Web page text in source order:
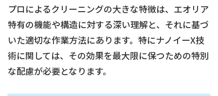
プロによるクリーニングの大きな特徴は、エオリア
特有の機能や構造に対する深い理解と、それに基づ
いた適切な作業方法にあります。特にナノイーX技
術に関しては、その効果を最大限に保つための特別
な配慮が必要となります。